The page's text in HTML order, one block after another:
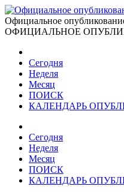
Официальное
ОФИЦИАЛЬНОЕ
Сегодня
Неделя
Месяц
ПОИСК
КАЛЕНДАРЬ
Сегодня
Неделя
Месяц
ПОИСК
КАЛЕНДАРЬ